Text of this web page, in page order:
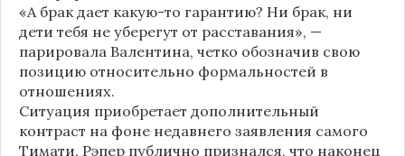
«А брак дает какую-то гарантию? Ни брак, ни
дети тебя не уберегут от расставания», —
парировала Валентина, четко обозначив свою
позицию относительно формальностей в
отношениях.
Ситуация приобретает дополнительный
контраст на фоне недавнего заявления самого
Тимати. Рэпер публично признался, что наконец